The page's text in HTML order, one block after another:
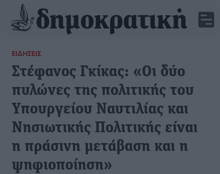
ΕΙΔΉΣΕΙΣ
Στέφανος Γκίκας: «Οι δύο
πυλώνες της πολιτικής του
Υπουργείου Ναυτιλίας και
Νησιωτικής Πολιτικής είναι
η πράσινη μετάβαση και η
ψηφιοποίηση»